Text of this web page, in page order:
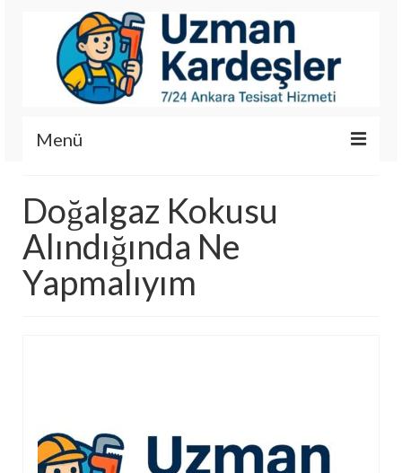
Menü
Hizmetlerimiz
Hakkımızda
Fotoğraf Galerisi
Doğalgaz Kokusu
Alındığında Ne
Yapmalıyım